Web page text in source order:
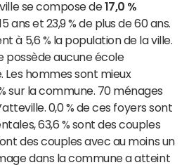
se compose de17,0 %
ans et 23,9 % de plus de 60 ans.
à 5,6 % la population de la ville.
possède aucune école
hommes sont mieux
sur la commune. 70 ménages
0,0 % de ces foyers sont
63,6 % sont des couples
des couples avec au moins un
dans la commune a atteint